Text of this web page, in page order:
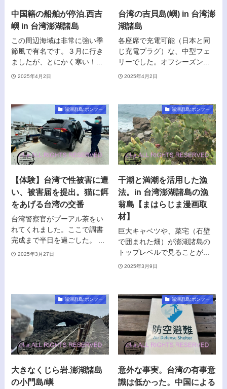
中国籍の船舶が停泊.西吉
嶼 in 台湾澎湖諸島
この周辺海域は非常に強い季
節風で有名です。３月に行き
ましたが、とにかく寒い！...
2025年4月2日
台湾の吉貝島(嶼) in 台湾澎
湖諸島
各座席で充電可能（日本と同
じ充電プラグ）な、中型フェ
リーでした。オフシーズン...
2025年4月2日
澎湖群島:ポンフー
【体験】台湾で性被害に遭
い、被害届を提出。猫に餌
をあげる台湾の交番
台湾警察官がプーアル茶をい
れてくれました。ここで調書
完成まで半日を過ごした。 ...
2025年3月27日
澎湖群島:ポンフー
干潮と満潮を活用した漁
法。in 台湾澎湖諸島の漁
翁島【まはらじま漫画取
材】
巨大キャベツや、菜宅（石壁
で囲まれた畑）が澎湖諸島の
トップレベルで見ることが...
2025年3月9日
澎湖群島:ポンフー
大きなくじら岩.澎湖諸島
の小門島/嶼
澎湖群島:ポンフー
意外な事実。台湾の有事意
識は低かった。中国による